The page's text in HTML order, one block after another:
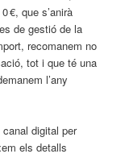
€, que s’anirà
de gestió de la
recomanem no
tot i que té una
l’any
digital per
els detalls